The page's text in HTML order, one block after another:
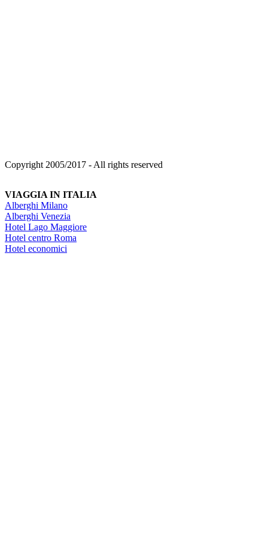
Copyright 2005/2017 - All rights reserved
VIAGGIA IN ITALIA
Alberghi Milano
Alberghi Venezia
Hotel Lago Maggiore
Hotel centro Roma
Hotel economici